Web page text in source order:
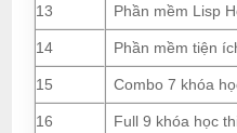
13 Phần mềm Lisp
14 Phần mềm tiện
15 Combo 7 khóa
16 Full 9 khóa học